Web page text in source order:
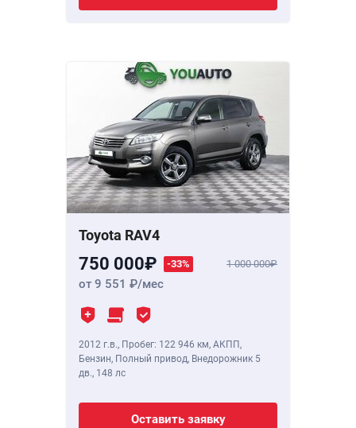
Toyota RAV4
750 000 -33% 1 000 000
от 9 551 /мес
2012 г.в., Пробег: 122 946 км, АКПП,
Бензин, Полный привод, Внедорожник 5
дв., 148 лс
Оставить заявку